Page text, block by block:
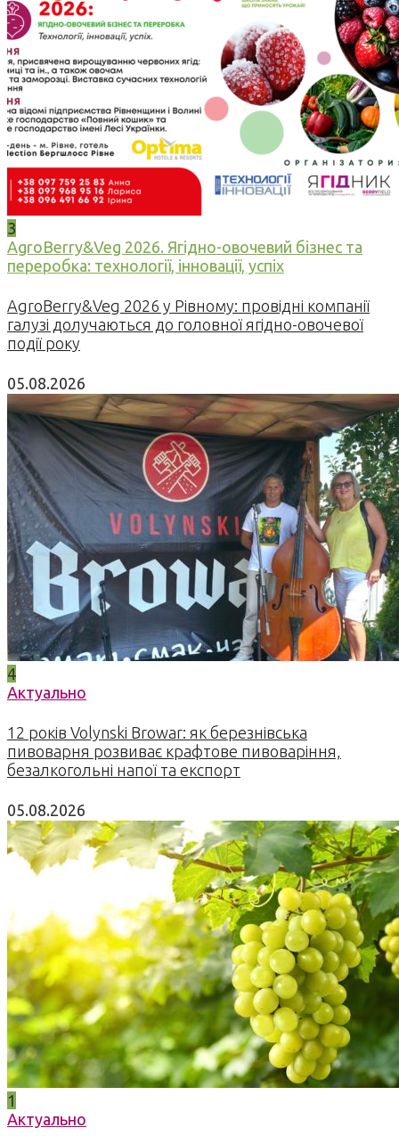
3
AgroBerry&Veg 2026. Ягідно-овочевий бізнес та
переробка: технології, інновації, успіх
AgroBerry&Veg 2026 у Рівному: провідні компанії
галузі долучаються до головної ягідно-овочевої
події року
05.08.2026
4
Актуально
12 років Volynski Browar: як березнівська
пивоварня розвиває крафтове пивоваріння,
безалкогольні напої та експорт
05.08.2026
1
Актуально